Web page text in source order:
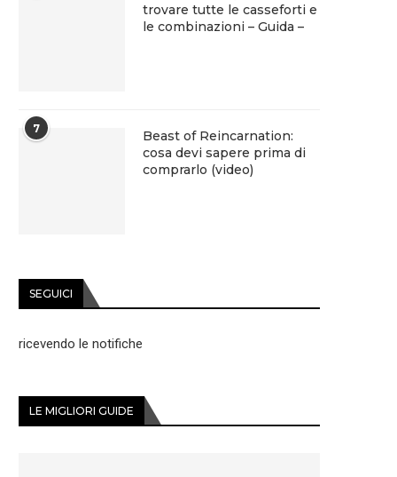
trovare tutte le casseforti e
le combinazioni – Guida –
7
Beast of Reincarnation:
cosa devi sapere prima di
comprarlo (video)
SEGUICI
ricevendo le notifiche
LE MIGLIORI GUIDE